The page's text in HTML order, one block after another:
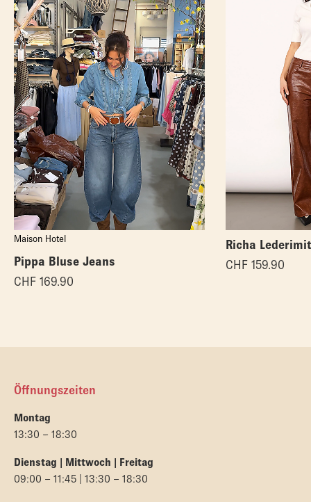
Maison Hotel
Pippa Bluse Jeans
CHF 169.90
Richa
CHF 159.90
Öffnungszeiten
Montag
13:30 – 18:30
Dienstag | Mittwoch | Freitag
09:00 – 11:45 | 13:30 – 18:30